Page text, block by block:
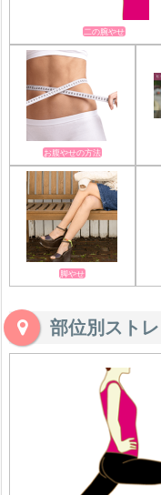
二の腕やせ
お腹やせの方法
脚やせ
部位別スト